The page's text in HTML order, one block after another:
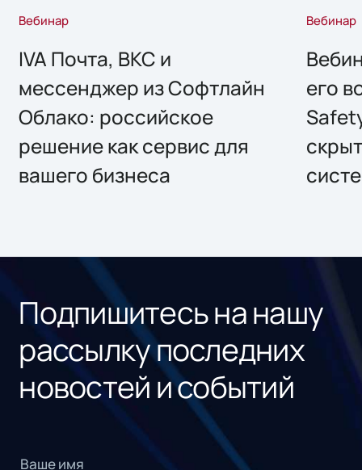
Вебинар
IVA Почта, ВКС и
мессенджер из Софтлайн
Облако: российское
решение как сервис для
вашего бизнеса
Вебинар
его
Подпишитесь на нашу
рассылку последних
новостей и событий